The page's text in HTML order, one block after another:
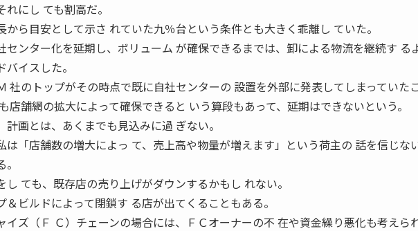
れにし ても割高だ。
から目安として示さ れていた九％台という条件とも大きく乖離し ていた。
ンター化を延期し、ボリューム が確保できるまでは、卸による物流を継続す る
バイスした。
社のトップがその時点で既に自社センターの 設置を外部に発表してしまっていたこ
店舗網の拡大によって確保できると いう算段もあって、延期はできないという。
画とは、あくまでも見込みに過 ぎない。
は「店舗数の増大によっ て、売上高や物量が増えます」という荷主の 話を信じな
し ても、既存店の売り上げがダウンするかもし れない。
＆ビルドによって閉鎖す る店が出てくることもある。
イズ（Ｆ Ｃ）チェーンの場合には、ＦＣオーナーの不 在や資金繰り悪化も考えら